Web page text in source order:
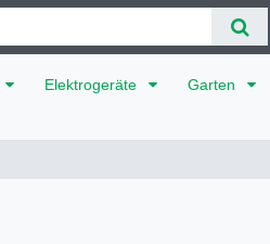
Elektrogeräte Garten